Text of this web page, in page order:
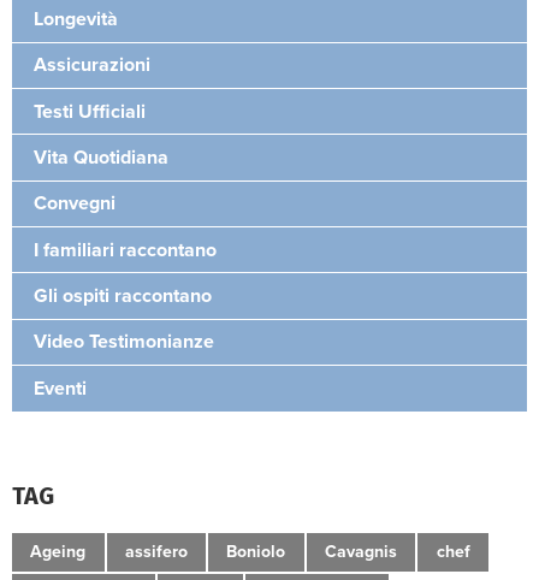
Longevità
Assicurazioni
Testi Ufficiali
Vita Quotidiana
Convegni
I familiari raccontano
Gli ospiti raccontano
Video Testimonianze
Eventi
TAG
Ageing assifero Boniolo Cavagnis chef